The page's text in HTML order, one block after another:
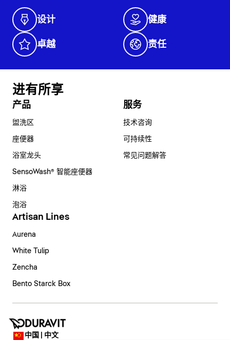
设计 健康
卓越 责任
进有所享
产品
盥洗区
座便器
浴室龙头
SensoWash® 智能座便器
淋浴
泡浴
服务
技术咨询
可持续性
常见问题解答
Artisan Lines
Aurena
White Tulip
Zencha
Bento Starck Box
中国 | 中文